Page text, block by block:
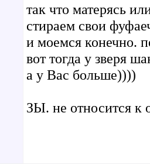
так что матерясь
стираем свои
и моемся конечно.
вот тогда у зверя
а у Вас больше))))
ЗЫ. не относится к